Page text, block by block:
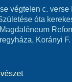
végtelen c.
óta
Korányi